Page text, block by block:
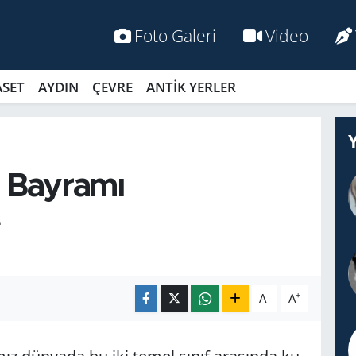
Foto Galeri Video
AYDIN ÇEVRE ANTİK YERLER
A- A+